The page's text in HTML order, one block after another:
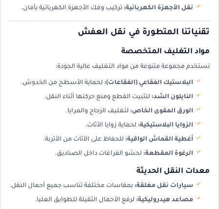
نقل الأجهزة الكهربائية: تركيب وفك الأجهزة الكهربائية بأمان.
تقنياتنا المتطورة في نقل العفش
مواد التغليف المتخصصة
نستخدم مجموعة متنوعة من مواد التغليف عالية الجودة:
البلاستيك الفقاعي (الفقاعات): لحماية الأسطح من الخدوش.
النايلون الشد: لتثبيت القطع ومنع حركتها أثناء النقل.
الورق المقوى الخاص: لتغليف الزجاج والمرايا.
الزوايا البلاستيكية: لحماية زوايا الأثاث.
أغطية القماش الواقية: للحفاظ على الأثاث من الأتربة.
الرغوة المقطعة: لحشو الفراغات داخل الصناديق.
معدات النقل الحديثة
سيارات نقل مغلقة: بمقاسات مختلفة تناسب جميع أحمال النقل.
مصاعد هيدروليكية: لرفع الأحمال الثقيلة للطوابق العليا.